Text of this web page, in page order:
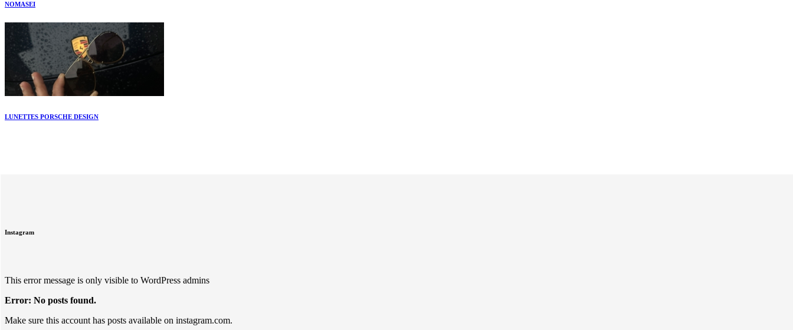
NOMASEI
LUNETTES PORSCHE DESIGN
Instagram
This error message is only visible to WordPress admins
Error: No posts found.
Make sure this account has posts available on instagram.com.